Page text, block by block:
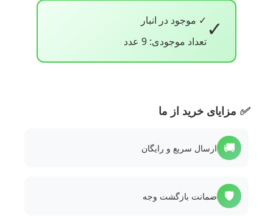
✓ ✓ موجود در انبار
تعداد موجودی: 9 عدد
✅ مزایای خرید از ما
🚚 ارسال سریع و رایگان
🛡️ ضمانت بازگشت وجه